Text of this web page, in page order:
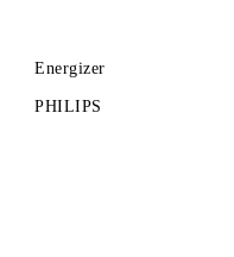
Energizer
PHILIPS